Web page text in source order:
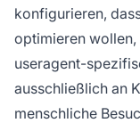
konfigurieren,
optimieren
useragent-
ausschließlich an
menschliche